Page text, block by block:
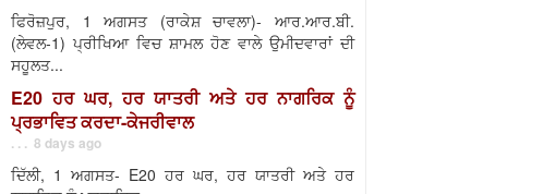
ਫਿਰੋਜ਼ਪੁਰ, 1 ਅਗਸਤ (ਰਾਕੇਸ਼ ਚਾਵਲਾ)- ਆਰ.ਆਰ.ਬੀ.
(ਲੇਵਲ-1) ਪ੍ਰੀਖਿਆ ਵਿਚ ਸ਼ਾਮਲ ਹੋਣ ਵਾਲੇ ਉਮੀਦਵਾਰਾਂ ਦੀ
ਸਹੂਲਤ...
E20 ਹਰ ਘਰ, ਹਰ ਯਾਤਰੀ ਅਤੇ ਹਰ ਨਾਗਰਿਕ ਨੂੰ
ਪ੍ਰਭਾਵਿਤ ਕਰਦਾ-ਕੇਜਰੀਵਾਲ
. . . 8 days ago
ਦਿੱਲੀ, 1 ਅਗਸਤ- E20 ਹਰ ਘਰ, ਹਰ ਯਾਤਰੀ ਅਤੇ ਹਰ